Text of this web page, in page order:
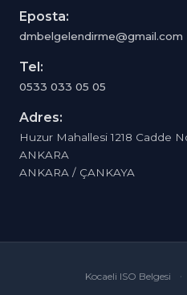
Eposta:
dmbelgelendirme@gmail.com
Tel:
0533 033 05 05
Adres:
Huzur Mahallesi 1218 Cadde
ANKARA
ANKARA / ÇANKAYA
Kocaeli ISO Belgesi